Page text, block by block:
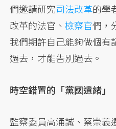
們邀請研究司法改革的學
改革的法官、檢察官們，
我們期許自己能夠做個有
過去，才能告別過去。
時空錯置的「黨國遺緒」
監察委員高涌誠、蔡崇義